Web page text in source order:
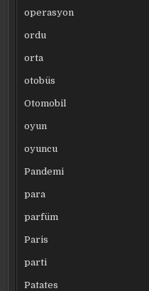
operasyon
ordu
orta
otobüs
Otomobil
oyun
oyuncu
Pandemi
para
parfüm
Paris
parti
Patates